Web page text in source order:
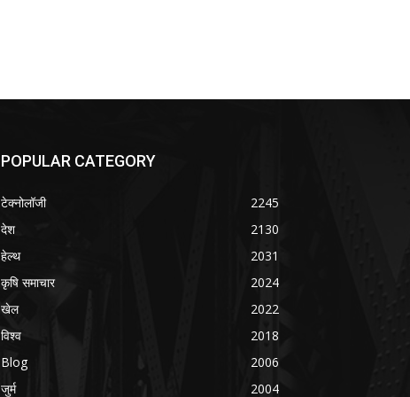
POPULAR CATEGORY
टेक्नोलॉजी
2245
देश
2130
हेल्थ
2031
कृषि समाचार
2024
खेल
2022
विश्व
2018
Blog
2006
जुर्म
2004